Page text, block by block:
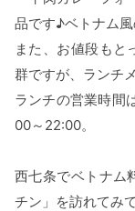
品です♪ベトナム
また、お値段もと
群ですが、ランチ
ランチの営業時間
00～22:00。
西七条でベトナム
チン」を訪れてみ